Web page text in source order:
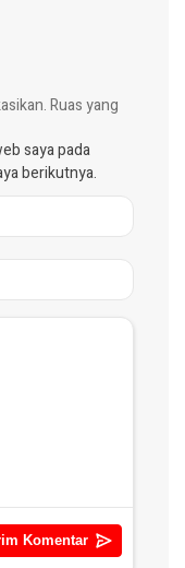
Ruas yang
saya pada
berikutnya.